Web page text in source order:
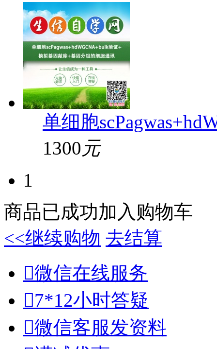
单细胞
1300 元
1
商品已成功加入购物车
<<继续购物 去结算
微信在线服务
7*12小时答疑
微信客服发资料